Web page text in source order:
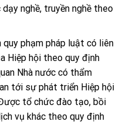
nghề, truyền nghề theo
quy phạm pháp luật có liên
Hiệp hội theo quy định
Nhà nước có thẩm
tới sự phát triển Hiệp hội
tổ chức đào tạo, bồi
vụ khác theo quy định